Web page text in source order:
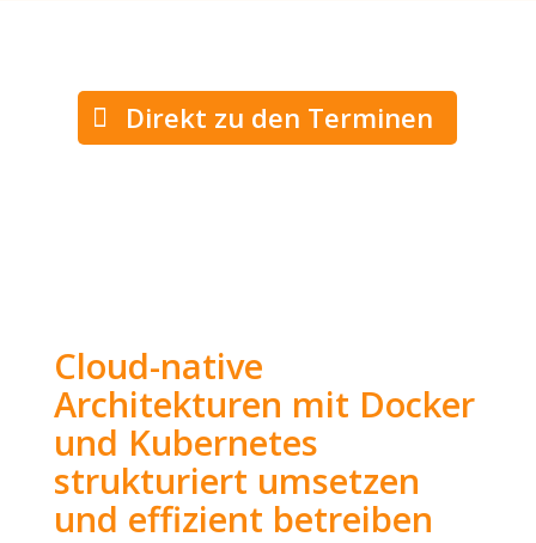
Direkt zu den Terminen
Cloud-native
Architekturen mit Docker
und Kubernetes
strukturiert umsetzen
und effizient betreiben